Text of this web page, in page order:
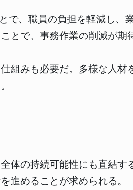
で、職員の負担を軽減し、
とで、事務作業の削減が期
組みも必要だ。多様な人材
体の持続可能性にも直結す
進めることが求められる。